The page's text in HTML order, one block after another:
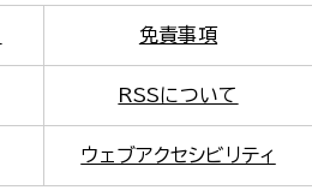
免責事項
RSSについて
ウェブアクセシビリティ